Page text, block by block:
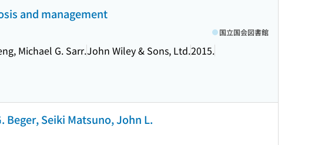
and management
Michael G. Sarr.John Wiley & Sons, Ltd.2015.
国立国会図書館
Beger, Seiki Matsuno, John L.